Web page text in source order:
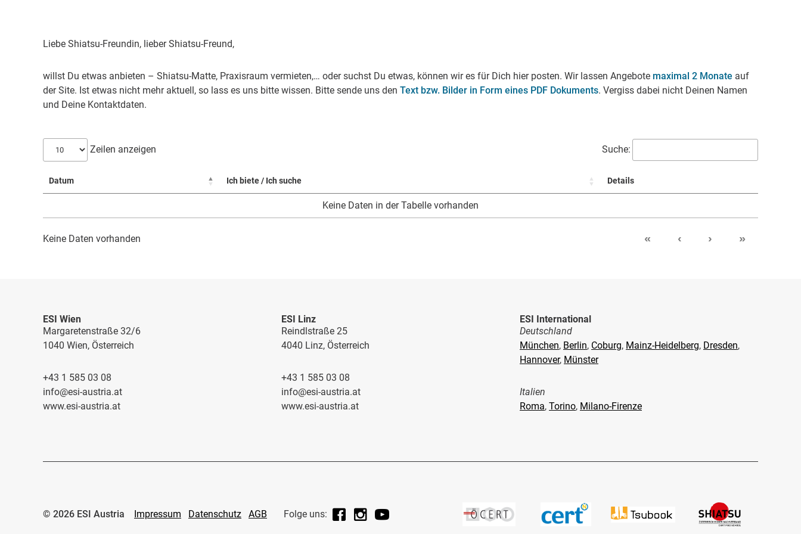
Liebe Shiatsu-Freundin, lieber Shiatsu-Freund,
willst Du etwas anbieten – Shiatsu-Matte, Praxisraum vermieten,… oder suchst Du etwas, können wir es für Dich hier posten. Wir lassen Angebote maximal 2 Monate auf
der Site. Ist etwas nicht mehr aktuell, so lass es uns bitte wissen. Bitte sende uns den Text bzw. Bilder in Form eines PDF Dokuments. Vergiss dabei nicht Deinen Namen
und Deine Kontaktdaten.
Zeilen anzeigen Suche:
Datum Ich biete / Ich suche Details
Keine Daten in der Tabelle vorhanden
Keine Daten vorhanden « ‹ › »
ESI Wien
Margaretenstraße 32/6
1040 Wien, Österreich
+43 1 585 03 08
info@esi-austria.at
www.esi-austria.at
ESI Linz
Reindlstraße 25
4040 Linz, Österreich
+43 1 585 03 08
info@esi-austria.at
www.esi-austria.at
ESI International
Deutschland
München, Berlin, Coburg, Mainz-Heidelberg, Dresden,
Hannover, Münster
Italien
Roma, Torino, Milano-Firenze
© 2026 ESI Austria Impressum Datenschutz AGB Folge uns: FacebookInstagramYouTube